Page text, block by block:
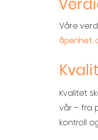
Våre
åpenhet,
Kvalitet
vår – fra
kontroll